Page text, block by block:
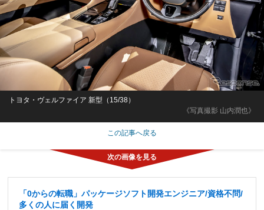
《写真撮影 山内潤也》
トヨタ・ヴェルファイア 新型（15/38）
この記事へ戻る
「0からの転職」パッケージソフト開発エンジニア/資格不問/
多くの人に届く開発